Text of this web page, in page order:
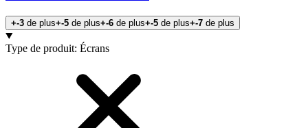
+-3 de plus+-5 de plus+-6 de plus+-5 de plus+-7 de plus
Produits
Type de produit: Écrans